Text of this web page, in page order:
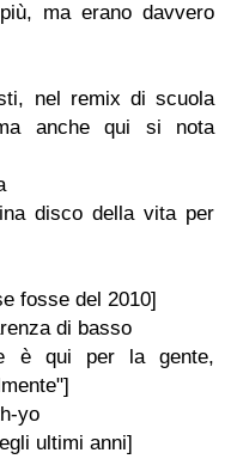
ma erano davvero
nel remix di scuola
anche qui si nota
disco della vita per
fosse del 2010]
di basso
è qui per la gente,
yo
ultimi anni]